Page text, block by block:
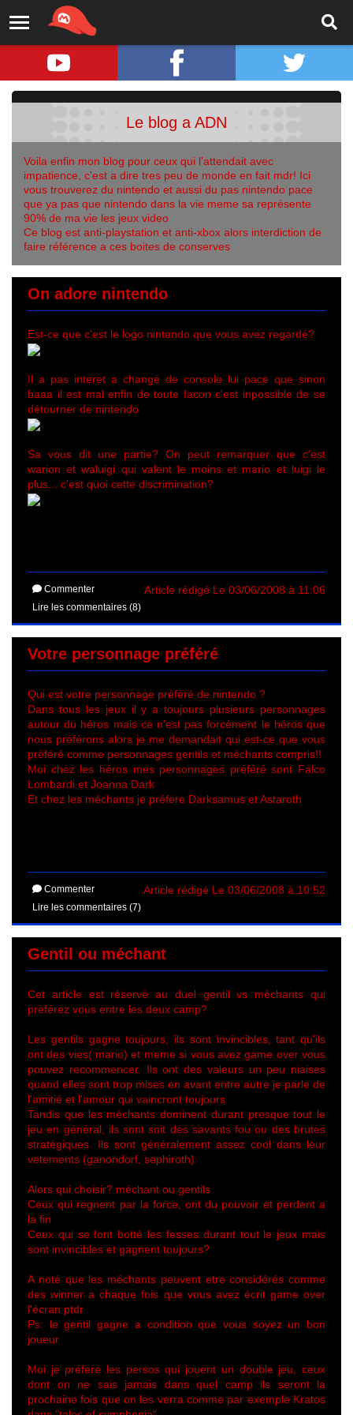
Le blog a ADN
Voila enfin mon blog pour ceux qui l'attendait avec
impatience, c'est a dire tres peu de monde en fait mdr! Ici
vous trouverez du nintendo et aussi du pas nintendo pace
que ya pas que nintendo dans la vie meme sa représente
90% de ma vie les jeux video
Ce blog est anti-playstation et anti-xbox alors interdiction de
faire référence a ces boites de conserves
On adore nintendo
Est-ce que c'est le logo nintendo que vous avez regardé?
Il a pas interet a changé de console lui pace que sinon
baaa il est mal enfin de toute facon c'est inpossible de se
détourner de nintendo
Sa vous dit une partie? On peut remarquer que c'est
warion et waluigi qui valent le moins et mario et luigi le
plus... c'est quoi cette discrimination?
Article rédigé Le 03/06/2008 à 11:06
Commenter
Lire les commentaires (8)
Votre personnage préféré
Qui est votre personnage préféré de nintendo ?
Dans tous les jeux il y a toujours plusieurs personnages
autour du héros mais ce n'est pas forcément le héros que
nous préférons alors je me demandait qui est-ce que vous
préféré comme personnages gentils et méchants compris!!
Moi chez les héros mes personnages préféré sont Falco
Lombardi et Joanna Dark
Et chez les méchants je préfere Darksamus et Astaroth
Article rédigé Le 03/06/2008 à 10:52
Commenter
Lire les commentaires (7)
Gentil ou méchant
Cet article est réservé au duel gentil vs méchants qui
préférez vous entre les deux camp?
Les gentils gagne toujours, ils sont invincibles, tant qu'ils
ont des vies( mario) et meme si vous avez game over vous
pouvez recommencer. Ils ont des valeurs un peu niaises
quand elles sont trop mises en avant entre autre je parle de
l'amitié et l'amour qui vaincront toujours
Tandis que les méchants dominent durant presque tout le
jeu en général, ils sont soit des savants fou ou des brutes
stratégiques. Ils sont généralement assez cool dans leur
vetements (ganondorf, sephiroth)
Alors qui choisir? méchant ou gentils
Ceux qui regnent par la force, ont du pouvoir et perdent a
la fin
Ceux qui se font botté les fesses durant tout le jeux mais
sont invincibles et gagnent toujours?
A noté que les méchants peuvent etre considérés comme
des winner a chaque fois que vous avez écrit game over
l'écran ptdr
Ps: le gentil gagne a condition que vous soyez un bon
joueur
Moi je préfere les persos qui jouent un double jeu, ceux
dont on ne sais jamais dans quel camp ils seront la
prochaine fois que on les verra comme par exemple Kratos